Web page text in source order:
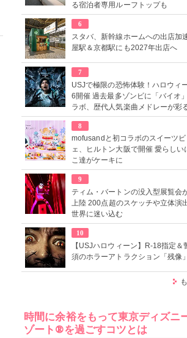
る宿泊者専用ルーフトップも
6
スタバ、新幹線ホームへの出店加
屋駅＆京都駅にも2027年出店へ
7
USJで極限の恐怖体験！ハロウィ
6開催 過去最多ゾンビに「バイオ
ラボ、歴代人気楽曲メドレーが彩
8
mofusandと初コラボのスイーツ
ェ、ヒルトン大阪で開催 愛らしい
こ達がケーキに
9
ティム・バートンの没入型展覧会
上陸 200点超のスケッチや立体演
世界に迷い込む
10
【USJハロウィーン】R-18指定＆
須のホラーアトラクション「残像
時間に余裕をもって東京ディズニ
ゾート®を過ごすコツとは